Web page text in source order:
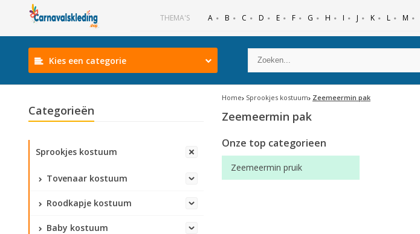
THEMA'S A B C D E F G H I J K L M
Kies een categorie
Categorieën
Sprookjes kostuum
Tovenaar kostuum
Roodkapje kostuum
Baby kostuum
Home Sprookjes kostuum Zeemeermin pak
Zeemeermin pak
Onze top categorieen
Zeemeermin pruik